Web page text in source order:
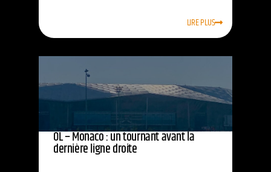
LIRE PLUS
OL – Monaco : un tournant avant la
dernière ligne droite